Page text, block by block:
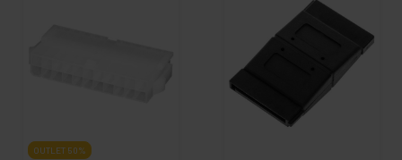
OUTLET 50%